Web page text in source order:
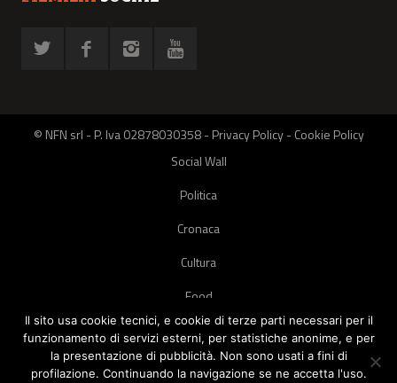
© NFN srl - P. Iva 02878030358 -Privacy Policy-Cookie Policy
Social Wall
Politica
Cronaca
Cultura
Food
Green
Pets
Il sito usa cookie tecnici, e cookie di terze parti necessari per il
funzionamento di servizi esterni, per statistiche anonime, e per
la presentazione di pubblicità. Non sono usati a fini di
profilazione. Continuando la navigazione se ne accetta l'uso.